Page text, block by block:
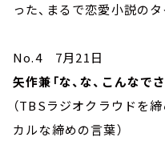
った、まるで恋愛小説の
No.4 7月21日
矢作兼「な、な、こんなでさ
（TBSラジオクラウドを
カルな締めの言葉）